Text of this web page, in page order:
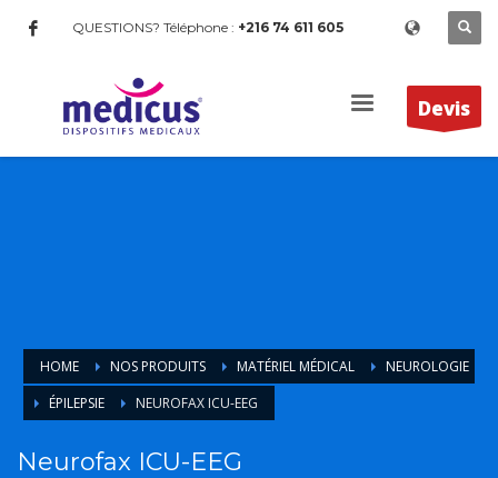
QUESTIONS? Téléphone : +216 74 611 605
Devis
HOME NOS PRODUITS MATÉRIEL MÉDICAL
NEUROLOGIE
ÉPILEPSIE
NEUROFAX ICU-EEG
Neurofax ICU-EEG